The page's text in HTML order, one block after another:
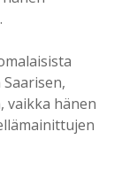
vaikka hänen